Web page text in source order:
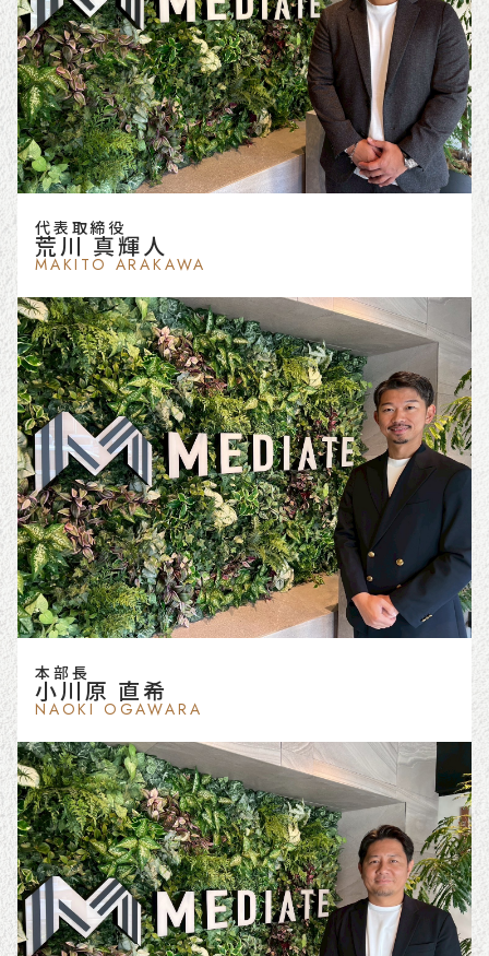
代表取締役
荒川 真輝人
MAKITO ARAKAWA
本部長
小川原 直希
NAOKI OGAWARA